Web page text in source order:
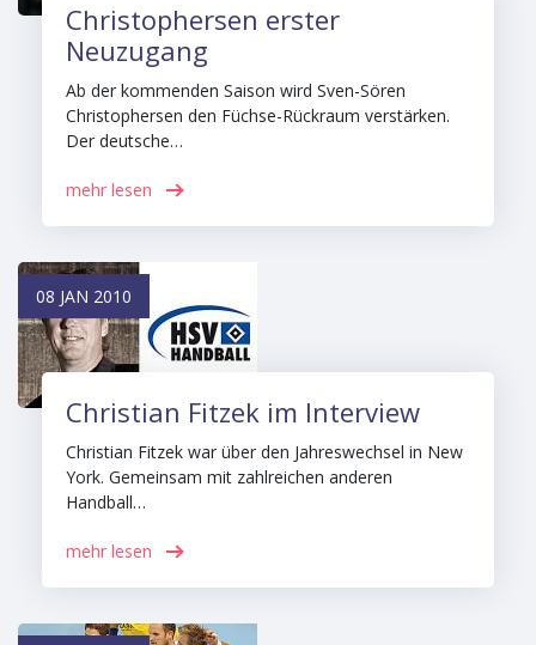
Christophersen erster
Neuzugang
Ab der kommenden Saison wird Sven-Sören
Christophersen den Füchse-Rückraum verstärken.
Der deutsche…
mehr lesen
08 JAN 2010
Christian Fitzek im Interview
Christian Fitzek war über den Jahreswechsel in New
York. Gemeinsam mit zahlreichen anderen
Handball…
mehr lesen